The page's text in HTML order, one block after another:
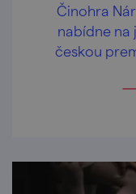
Činohra
nabídne na
českou